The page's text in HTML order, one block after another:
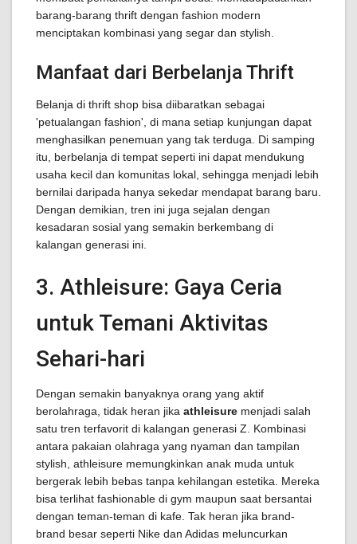
barang-barang thrift dengan fashion modern
menciptakan kombinasi yang segar dan stylish.
Manfaat dari Berbelanja Thrift
Belanja di thrift shop bisa diibaratkan sebagai
'petualangan fashion', di mana setiap kunjungan dapat
menghasilkan penemuan yang tak terduga. Di samping
itu, berbelanja di tempat seperti ini dapat mendukung
usaha kecil dan komunitas lokal, sehingga menjadi lebih
bernilai daripada hanya sekedar mendapat barang baru.
Dengan demikian, tren ini juga sejalan dengan
kesadaran sosial yang semakin berkembang di
kalangan generasi ini.
3. Athleisure: Gaya Ceria
untuk Temani Aktivitas
Sehari-hari
Dengan semakin banyaknya orang yang aktif
berolahraga, tidak heran jika athleisure menjadi salah
satu tren terfavorit di kalangan generasi Z. Kombinasi
antara pakaian olahraga yang nyaman dan tampilan
stylish, athleisure memungkinkan anak muda untuk
bergerak lebih bebas tanpa kehilangan estetika. Mereka
bisa terlihat fashionable di gym maupun saat bersantai
dengan teman-teman di kafe. Tak heran jika brand-
brand besar seperti Nike dan Adidas meluncurkan